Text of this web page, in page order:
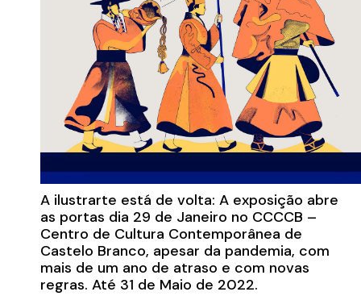
A ilustrarte está de volta: A exposição abre
as portas dia 29 de Janeiro no CCCCB –
Centro de Cultura Contemporânea de
Castelo Branco, apesar da pandemia, com
mais de um ano de atraso e com novas
regras. Até 31 de Maio de 2022.